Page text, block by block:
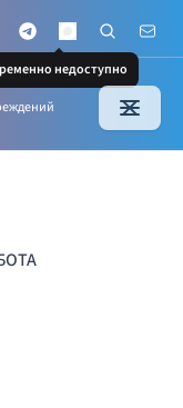
TelegramMAX
недоступно
Поиск по
Почта